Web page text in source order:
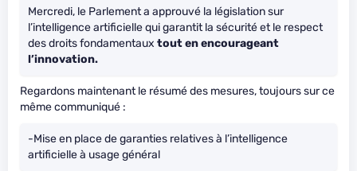
Mercredi, le Parlement a approuvé la législation sur
l’intelligence artificielle qui garantit la sécurité et le respect
des droits fondamentaux tout en encourageant
l’innovation.
Regardons maintenant le résumé des mesures, toujours sur ce
même communiqué :
-Mise en place de garanties relatives à l’intelligence
artificielle à usage général